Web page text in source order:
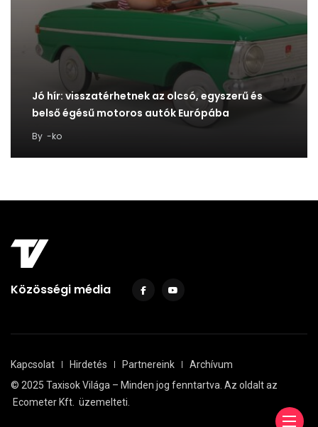
Jó hír: visszatérhetnek az olcsó, egyszerű és
belső égésű motoros autók Európába
By -ko
Közösségi média
Kapcsolat Hirdetés Partnereink
Archívum
© 2025 Taxisok Világa – Minden jog fenntartva. Az oldalt az
Ecometer Kft. üzemelteti.